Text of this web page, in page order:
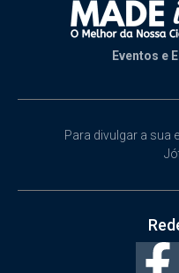
Eventos e
Para divulgar a sua